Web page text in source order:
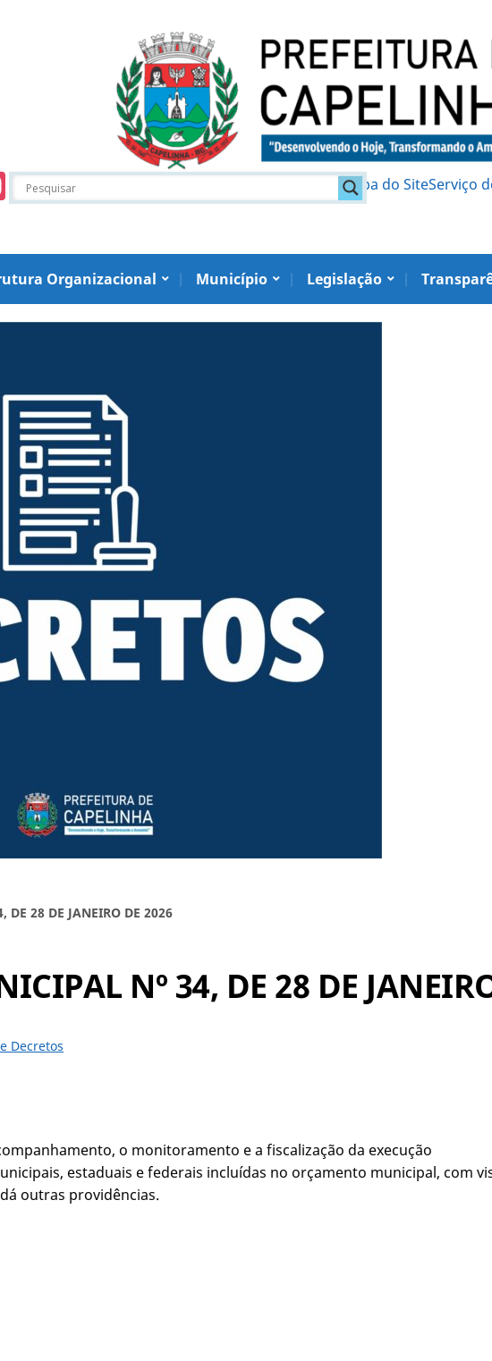
Instagram Mapa do SiteServiço
Organizacional Município Legislação
DE 28 DE JANEIRO DE 2026
Nº 34, DE 28 DE
Decretos
o monitoramento e a fiscalização da execução
estaduais e federais incluídas no orçamento municipal, com
outras providências.